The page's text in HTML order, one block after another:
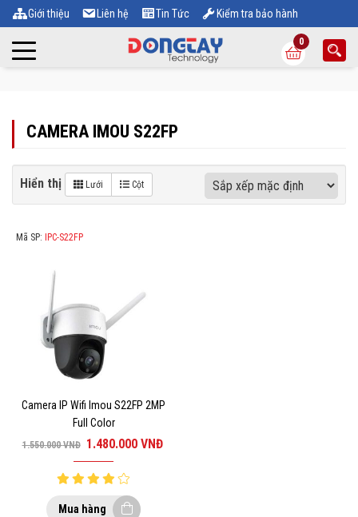
Giới thiệu Liên hệ Tin Tức Kiểm tra bảo hành
0
CAMERA IMOU S22FP
Hiển thị Lưới Cột
Mã SP: IPC-S22FP
Camera IP Wifi Imou S22FP 2MP
Full Color
1.550.000VNĐ
Giá
gốc
là:
1.550.000 VNĐ.
1.480.000 VNĐ
Mua hàng